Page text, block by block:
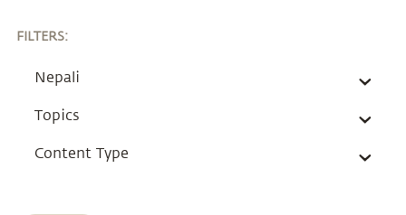
FILTERS:
Nepali
Topics
Content Type